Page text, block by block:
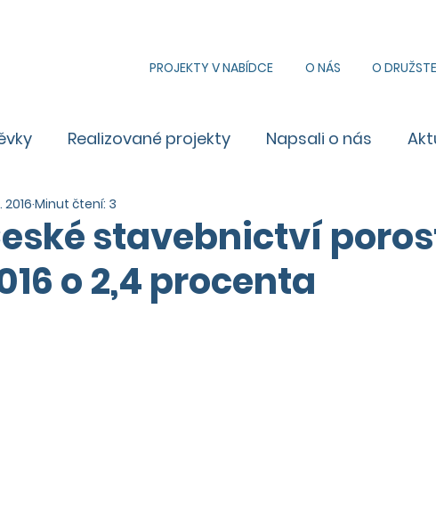
PROJEKTY V NABÍDCE O NÁS O
Realizované projekty Napsali o nás
Aktuality
stavebnictví
o 2,4 procenta
2016 Minut čtení: 3